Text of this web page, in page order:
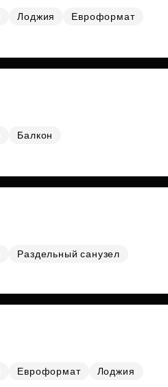
Лоджия
Евроформат
Балкон
Раздельный санузел
Евроформат
Лоджия